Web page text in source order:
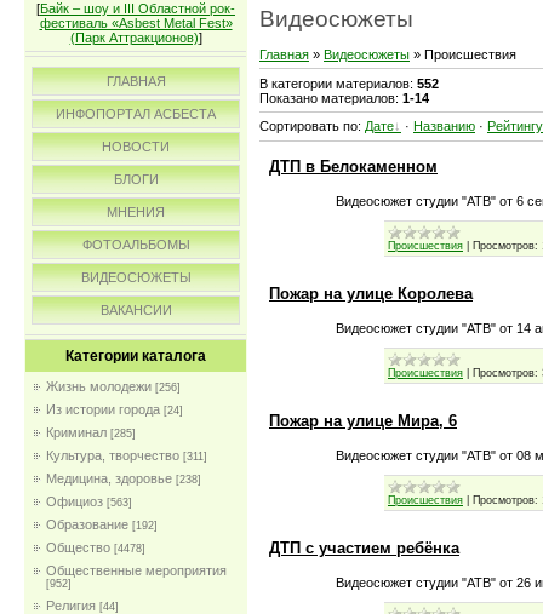
[Байк – шоу и III Областной рок-
фестиваль «Asbest Metal Fest»
(Парк Аттракционов)]
ГЛАВНАЯ
ИНФОПОРТАЛ АСБЕСТА
НОВОСТИ
БЛОГИ
МНЕНИЯ
ФОТОАЛЬБОМЫ
ВИДЕОСЮЖЕТЫ
ВАКАНСИИ
Категории каталога
Жизнь молодежи [256]
Из истории города [24]
Криминал [285]
Культура, творчество [311]
Медицина, здоровье [238]
Официоз [563]
Образование [192]
Общество [4478]
Общественные мероприятия
[952]
Религия [44]
Видеосюжеты
Главная » Видеосюжеты » Происшествия
В категории материалов: 552
Показано материалов: 1-14
Сортировать по: Дате · Названию · Рейтингу
ДТП в Белокаменном
Видеосюжет студии "АТВ" от 6
Происшествия Просмотров:
Пожар на улице Королева
Видеосюжет студии "АТВ" от 14
Происшествия Просмотров:
Пожар на улице Мира, 6
Видеосюжет студии "АТВ" от 08
Происшествия Просмотров:
ДТП с участием ребёнка
Видеосюжет студии "АТВ" от 26